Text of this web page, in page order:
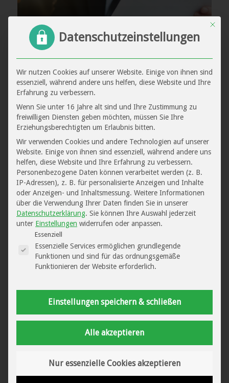
Kündigung des Anwalts,
weil der Mandant zu
nervig ist!?
ALLGEMEIN
Mandanten sind genauso wie alle Menschen
verschieden. Ganz unterschiedlich können ihre
Erwartungshaltungen an die Arbeit des Anwaltes
sein. Die sachgerechte und erfolgreiche Vertretung
ihrer Interessen wird regelmäßig vorausgesetzt und
dies…
Weiterlesen
Mit
Datenschutzeinstellungen
Wir nutzen Cookies auf unserer Website. Einige von ihnen sind
essenziell, während andere uns helfen, diese Website und Ihre
Erfahrung zu verbessern.
Wenn Sie unter 16 Jahre alt sind und Ihre Zustimmung zu
freiwilligen Diensten geben möchten, müssen Sie Ihre
Erziehungsberechtigten um Erlaubnis bitten.
Wir verwenden Cookies und andere Technologien auf unserer
Website. Einige von ihnen sind essenziell, während andere uns
helfen, diese Website und Ihre Erfahrung zu verbessern.
Personenbezogene Daten können verarbeitet werden (z. B.
IP-Adressen), z. B. für personalisierte Anzeigen und Inhalte
oder Anzeigen- und Inhaltsmessung. Weitere Informationen
über die Verwendung Ihrer Daten finden Sie in unserer
Datenschutzerklärung. Sie können Ihre Auswahl jederzeit
unter Einstellungen widerrufen oder anpassen.
Es folgt eine Liste der Service-Gruppen, für
Essenziell
Essenzielle Services ermöglichen grundlegende
Funktionen und sind für das ordnungsgemäße
Funktionieren der Website erforderlich.
Einstellungen speichern & schließen
Alle akzeptieren
Nur essenzielle Cookies akzeptieren